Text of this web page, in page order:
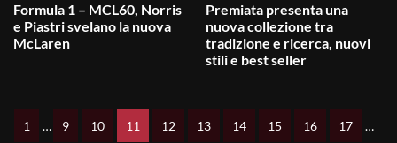
Formula 1 – MCL60, Norris
e Piastri svelano la nuova
McLaren
Premiata presenta una
nuova collezione tra
tradizione e ricerca, nuovi
stili e best seller
1 … 9 10 11 12 13 14 15 16 17 …